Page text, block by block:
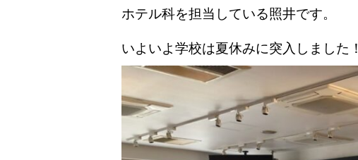
ホテル科を担当している照井です。
いよいよ学校は夏休みに突入しました！